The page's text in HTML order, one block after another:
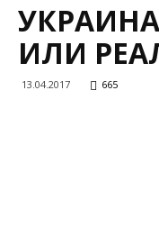
ИЛИ
13.04.2017 665